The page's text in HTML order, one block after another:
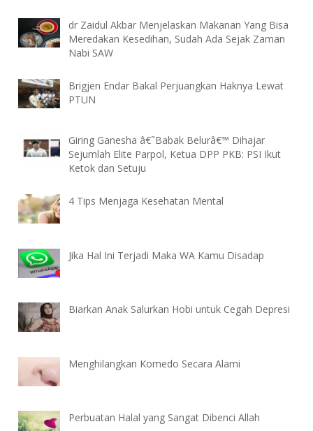
dr Zaidul Akbar Menjelaskan Makanan Yang Bisa
Meredakan Kesedihan, Sudah Ada Sejak Zaman
Nabi SAW
Brigjen Endar Bakal Perjuangkan Haknya Lewat
PTUN
Giring Ganesha â€˜Babak Belurâ€™ Dihajar
Sejumlah Elite Parpol, Ketua DPP PKB: PSI Ikut
Ketok dan Setuju
4 Tips Menjaga Kesehatan Mental
Jika Hal Ini Terjadi Maka WA Kamu Disadap
Biarkan Anak Salurkan Hobi untuk Cegah Depresi
Menghilangkan Komedo Secara Alami
Perbuatan Halal yang Sangat Dibenci Allah